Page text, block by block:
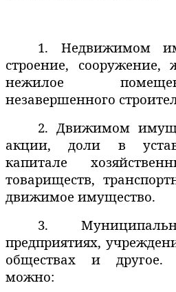
1. Недвижимом
строение,
нежилое
незавершенного
2. Движимом
акции, доли в
капитале
товариществ,
движимое имущество.
3.
предприятиях,
обществах и другое.
можно: